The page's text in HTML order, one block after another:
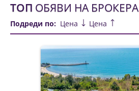
ТОП ОБЯВИ НА БРОКЕРА
Подреди по: Цена Цена